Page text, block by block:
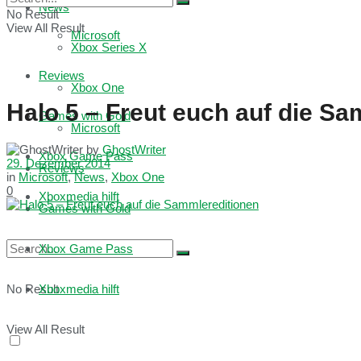
Microsoft
Reviews
Games with Gold
Xbox Game Pass
Xboxmedia hilft
No Result
View All Result
News
Xbox Series X
Xbox One
Microsoft
Reviews
Games with Gold
Xbox Game Pass
Xboxmedia hilft
No Result
View All Result
Halo 5 – Freut euch auf die
by GhostWriter
29. Dezember 2014
in Microsoft,News, Xbox One
0